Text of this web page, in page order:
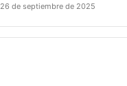
26 de septiembre de 2025